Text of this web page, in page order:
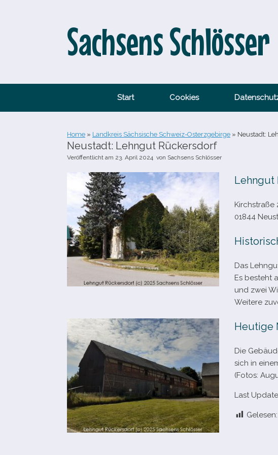
Sachsens Schlösser
Start Cookies
Home » Landkreis Sächsische Schweiz-Osterzgebirge » Neustadt:
Neustadt: Lehngut Rückersdorf
Veröffentlicht am 23. April 2024 von Sachsens Schlösser
Lehngut
Kirchstraße
01844
Das
Es besteht
und zwei
Weitere
Heutige
Die
sich in
(Fotos:
Last
Gelesen: